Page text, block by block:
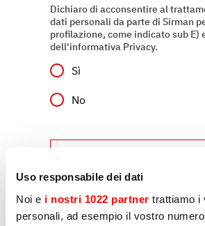
Uso responsabile dei dati
Noi e i nostri 1022 partner trattiamo i
personali, ad esempio il vostro
Dichiaro di acconsentire al
dati personali da parte di Sirman
profilazione, come indicato sub E)
dell'informativa Privacy.
Sì
No